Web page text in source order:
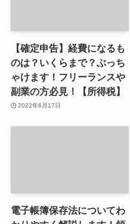
【確定申告】経費になるも
のは？いくらまで？ぶっち
ゃけます！フリーランスや
副業の方必見！【所得税】
2022年6月17日
電子帳簿保存法についてわ